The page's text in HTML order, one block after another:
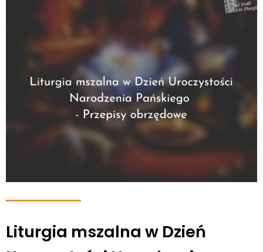
Liturgia mszalna w Dzień